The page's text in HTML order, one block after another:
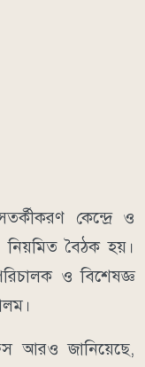
কেন্দ্রে ও
নিয়মিত বৈঠক হয়।
ও বিশেষজ্ঞ
আরও জানিয়েছে,